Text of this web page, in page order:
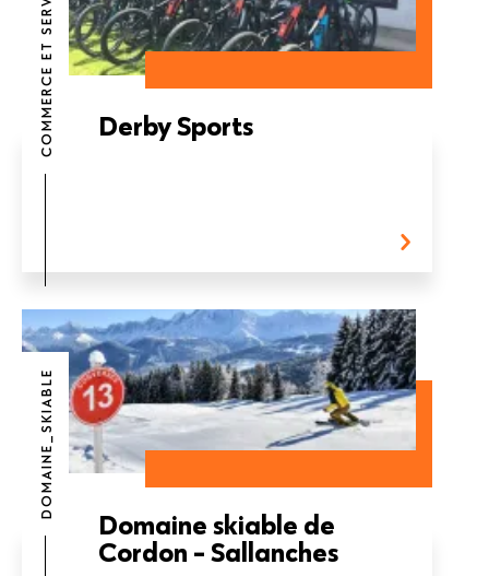
COMMERCE ET SERVICE Derby Sports
DOMAINE_SKIABLE
Domaine skiable de
Cordon - Sallanches